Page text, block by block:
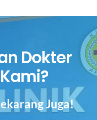
Dokter
Juga!